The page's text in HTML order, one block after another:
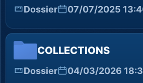
Dossier 07/07/2025
COLLECTIONS
Dossier 04/03/2026